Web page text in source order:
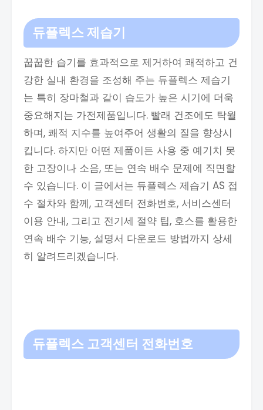
듀플렉스 제습기
꿉꿉한 습기를 효과적으로 제거하여 쾌적하고 건
강한 실내 환경을 조성해 주는 듀플렉스 제습기
는 특히 장마철과 같이 습도가 높은 시기에 더욱
중요해지는 가전제품입니다. 빨래 건조에도 탁월
하며, 쾌적 지수를 높여주어 생활의 질을 향상시
킵니다. 하지만 어떤 제품이든 사용 중 예기치 못
한 고장이나 소음, 또는 연속 배수 문제에 직면할
수 있습니다. 이 글에서는 듀플렉스 제습기 AS 접
수 절차와 함께, 고객센터 전화번호, 서비스센터
이용 안내, 그리고 전기세 절약 팁, 호스를 활용한
연속 배수 기능, 설명서 다운로드 방법까지 상세
히 알려드리겠습니다.
듀플렉스 고객센터 전화번호